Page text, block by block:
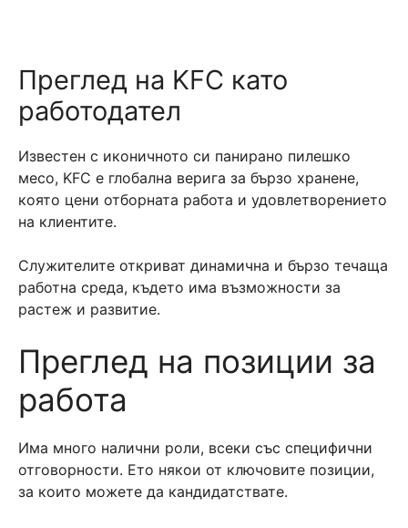
Преглед на KFC като
работодател
Известен с иконичното си панирано пилешко
месо, KFC е глобална верига за бързо хранене,
която цени отборната работа и удовлетворението
на клиентите.
Служителите откриват динамична и бързо течаща
работна среда, където има възможности за
растеж и развитие.
Преглед на позиции за
работа
Има много налични роли, всеки със специфични
отговорности. Ето някои от ключовите позиции,
за които можете да кандидатствате.